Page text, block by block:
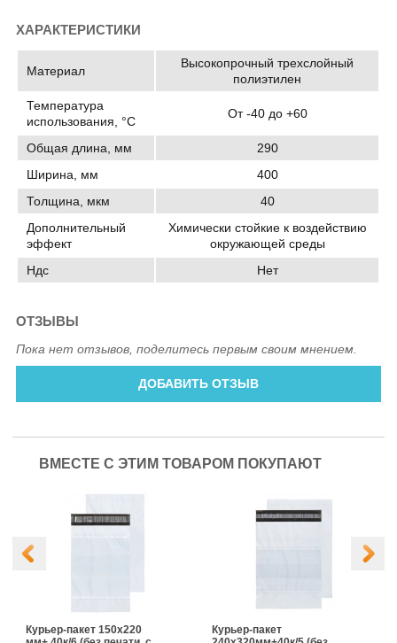
ХАРАКТЕРИСТИКИ
Материал
Высокопрочный трехслойный
полиэтилен
Температура
использования, °C
От -40 до +60
Общая длина, мм
290
Ширина, мм
400
Толщина, мкм
40
Дополнительный
эффект
Химически стойкие к воздействию
окружающей среды
Ндс
Нет
ОТЗЫВЫ
Пока нет отзывов, поделитесь первым своим мнением.
ДОБАВИТЬ ОТЗЫВ
ВМЕСТЕ С ЭТИМ ТОВАРОМ ПОКУПАЮТ
Курьер-пакет 150х220
Курьер-пакет